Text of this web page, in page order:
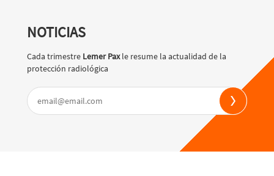
NOTICIAS
Cada trimestre Lemer Paxle resume la actualidad de la
protección radiológica